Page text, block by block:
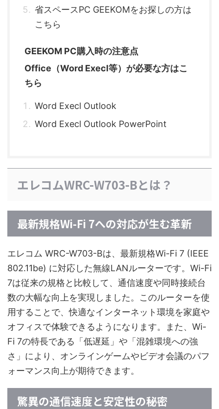
省スペースPC GEEKOMをお探しの方は
こちら
GEEKOM PC購入時の注意点
Office（Word Execl等）が必要な方はこ
ちら
Word Execl Outlook
Word Execl Outlook PowerPoint
エレコムWRC-W703-Bとは？
最新規格Wi-Fi 7への対応が生む革新
エレコム WRC-W703-Bは、最新規格Wi-Fi 7 (IEEE
802.11be) に対応した無線LANルーターです。Wi-Fi
7は従来の規格と比較して、通信速度や同時接続台
数の大幅な向上を実現しました。このルーターを使
用することで、快適なインターネット環境を家庭や
オフィスで体験できるようになります。また、Wi-
Fi 7の特長である「低遅延」や「混雑環境への強
さ」により、オンラインゲームやビデオ会議のパフ
ォーマンス向上が期待できます。
驚異の通信速度と安定性の秘密